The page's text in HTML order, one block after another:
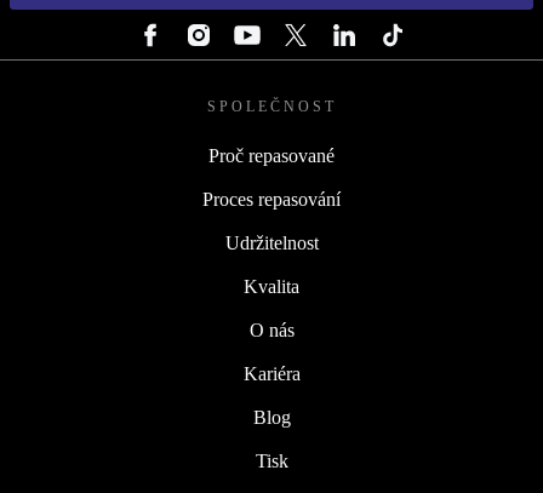
SPOLEČNOST
Proč repasované
Proces repasování
Udržitelnost
Kvalita
O nás
Kariéra
Blog
Tisk